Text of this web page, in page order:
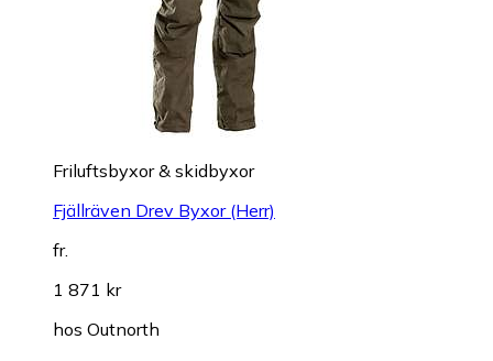
Friluftsbyxor & skidbyxor
Fjällräven Drev Byxor (Herr)
fr.
1 871 kr
hos Outnorth